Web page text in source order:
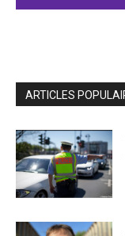
ARTICLES